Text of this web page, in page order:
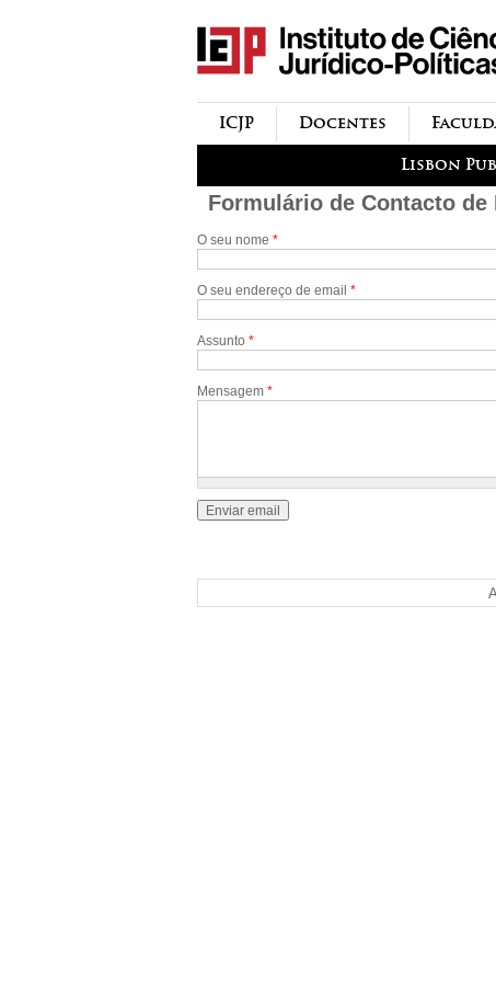
icjp
menu-institucional
Docentes
ICJP
Lisbon
Formulário de Contacto de
O seu nome *
O seu endereço de email *
Assunto *
Mensagem *